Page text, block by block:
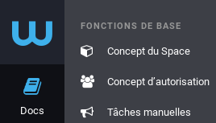
Docs
FONCTIONS DE BASE
Concept du Space
Concept d’autorisation
Tâches manuelles